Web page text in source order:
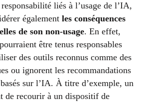
liés à l’usage de l’IA,
également les conséquences
de son non-usage. En effet,
être tenus responsables
des outils reconnus comme des
ou ignorent les recommandations
sur l’IA. À titre d’exemple, un
de recourir à un dispositif de